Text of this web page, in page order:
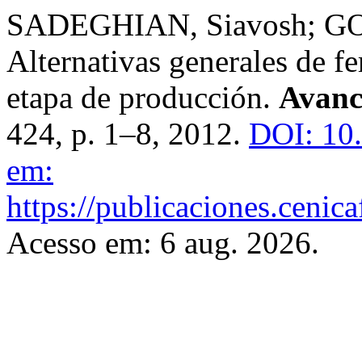
SADEGHIAN, Siavosh;
Alternativas generales de
etapa de producción.
424, p. 1–8, 2012. DOI:
em:
https://
Acesso em: 6 aug. 2026.